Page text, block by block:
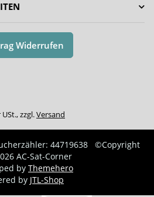
Widerrufen
zzgl.Versand
44719638
©Copyright
AC-Sat-Corner
by Themehero
by JTL-Shop